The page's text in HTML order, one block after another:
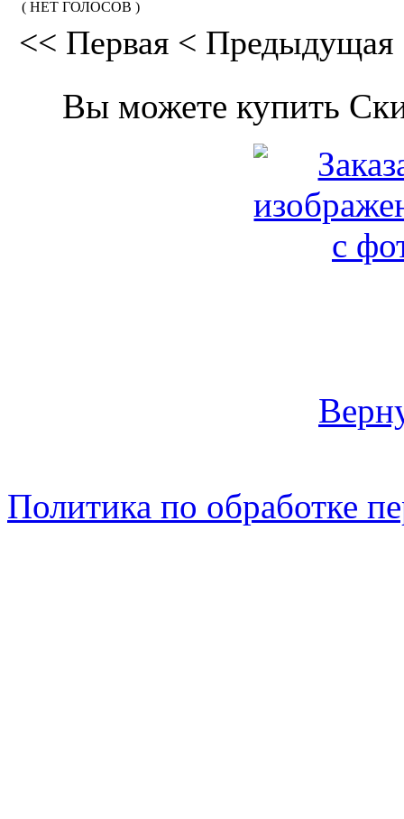
( НЕТ ГОЛОСОВ )
<< Первая < Предыдущая
Вы можете купить
Политика по обработке